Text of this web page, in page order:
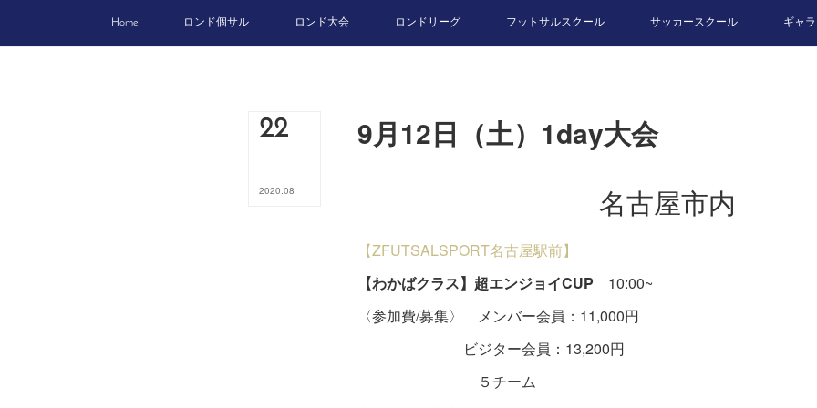
Home ロンド個サル ロンド大会 ロンドリーグ フットサルスクール サッカースクール ギャ
22
2020.08
9月12日（土）1day大会
名古屋市内
【ZFUTSALSPORT名古屋駅前】
【わかばクラス】超エンジョイCUP 10:00~
〈参加費/募集〉 メンバー会員：11,000円
ビジター会員：13,200円
５チーム